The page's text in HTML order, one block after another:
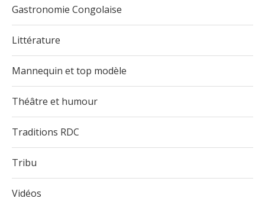
Gastronomie Congolaise
Littérature
Mannequin et top modèle
Théâtre et humour
Traditions RDC
Tribu
Vidéos